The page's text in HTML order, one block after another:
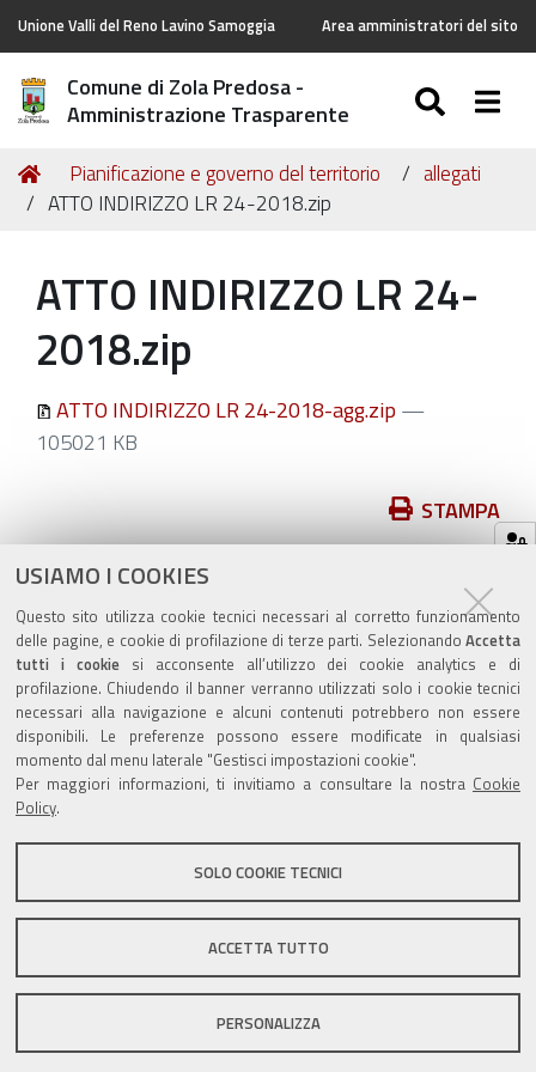
USIAMO I COOKIES
Questo sito utilizza cookie tecnici necessari al corretto funzionamento
delle pagine, e cookie di profilazione di terze parti. Selezionando Accetta
tutti i cookiesi acconsente all’utilizzo dei cookie analytics e di
profilazione. Chiudendo il banner verranno utilizzati solo i cookie tecnici
necessari alla navigazione e alcuni contenuti potrebbero non essere
disponibili. Le preferenze possono essere modificate in qualsiasi
momento dal menu laterale "Gestisci impostazioni cookie".
Per maggiori informazioni, ti invitiamo a consultare la nostra Cookie
Policy.
SOLO COOKIE TECNICI
ACCETTA TUTTO
PERSONALIZZA
Unione Valli del Reno Lavino Samoggia Area amministratori del sito
Comune di Zola Predosa -
Amministrazione Trasparente
Tu
sei
Home
Pianificazione e governo del territorio
allegati
ATTO INDIRIZZO LR 24-2018.zip
ATTO INDIRIZZO LR 24-
2018.zip
ATTO INDIRIZZO LR 24-2018-agg.zip —
105021 KB
sul
documento
STAMPA
ultima modifica
Valuta questo sito
Sito istituzionale Comune di Zola Predosa
Privacy policy|DPO|Accessibilità